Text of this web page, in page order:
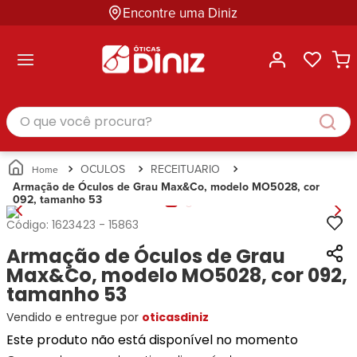
Encontre uma Diniz
Masculino
Feminino
Infantil
Unissex
Busque
Por
Marcas
Ana
Hickmann
Bulget
Miu-
Guess
Lacoste
Categorias
Masculino
Feminino
Infantil
Unissex
Busque
Por
Marcas
Ray-
Ban
Prada
Ana
Hickmann
Tecnol
Correntes
para
Óculos
Estojos
para
Óculos
Soluções
Cuidados
Busque
Ray-
Ban
Prada
Exchange
Tommy
Hilfiger
Ana
Hickmann
Guess
Speedo
Categoria
Armações
de Óculos
Óculos
de Sol
Corrente
para
Estojo
para
Óculos
Masculino
Feminino
O que você procura?
OCULOS
RECEITUARIO
Armação de Óculos de Grau Max&Co, modelo MO5028, cor
092, tamanho 53
Código: 1623423 - 15863
Armação de Óculos de Grau
Max&Co, modelo MO5028, cor 092,
tamanho 53
Vendido e entregue por oticasdiniz
Este produto não está disponível no momento